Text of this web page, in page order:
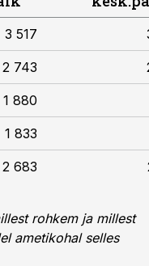
3 517
2 743
1 880
1 833
2 683
rohkem ja millest
ametikohal selles